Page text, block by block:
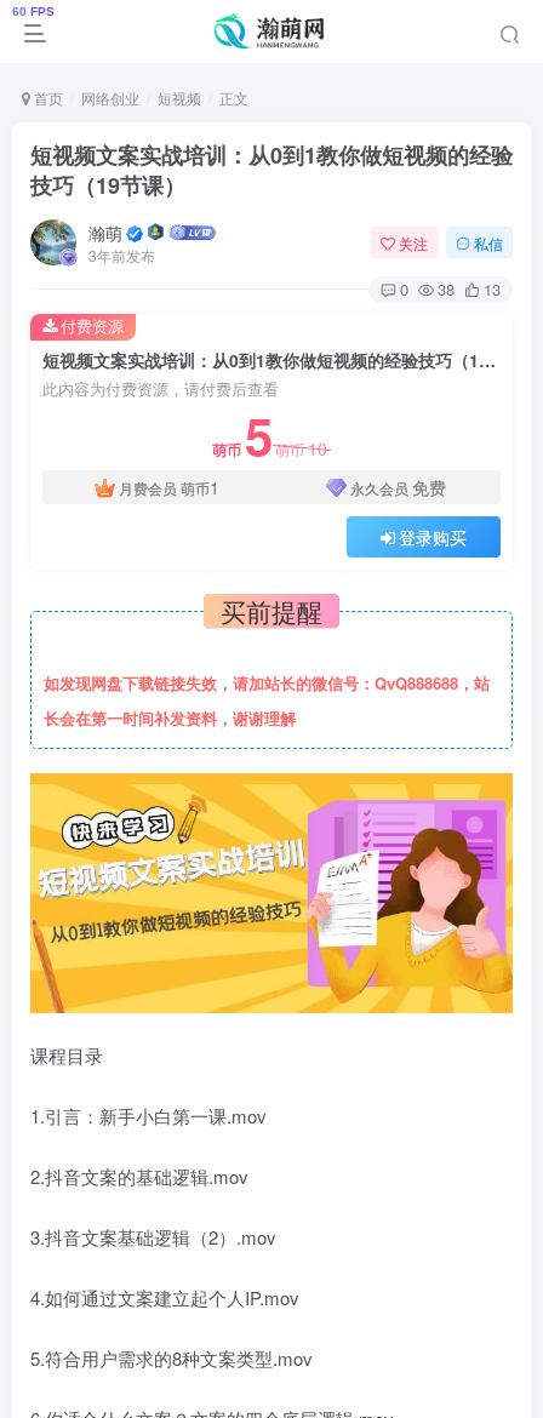
首页 网络创业 短视频 正文
短视频文案实战培训：从0到1教你做短视频的经验
技巧（19节课）
瀚萌
3年前发布
关注 私信
0 38 13
短视频文案实战培训：从0到1教你做短视频的经验技巧（19节课）
此内容为付费资源，请付费后查看
萌币 5萌币10
月费会员 萌币1 永久会员 免费
登录购买
付费资源
买前提醒
如发现网盘下载链接失效，请加站长的微信号：QvQ888688，站
长会在第一时间补发资料，谢谢理解
课程目录
1.引言：新手小白第一课.mov
2.抖音文案的基础逻辑.mov
3.抖音文案基础逻辑（2）.mov
4.如何通过文案建立起个人IP.mov
5.符合用户需求的8种文案类型.mov